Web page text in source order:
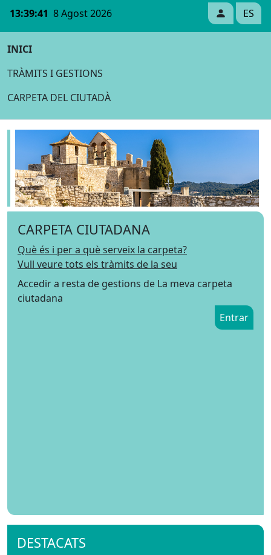
13:39:41 8 Agost 2026 ES
INICI
TRÀMITS I GESTIONS
CARPETA DEL CIUTADÀ
CARPETA CIUTADANA
Què és i per a què serveix la carpeta?
Vull veure tots els tràmits de la seu
Accedir a resta de gestions de La meva carpeta
ciutadana
Entrar
DESTACATS